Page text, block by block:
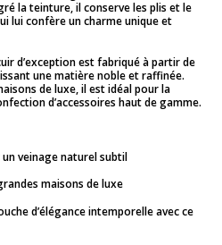
la teinture, il conserve les plis et le
lui confère un charme unique et
d’exception est fabriqué à partir de
une matière noble et raffinée.
de luxe, il est idéal pour la
d’accessoires haut de gamme.
veinage naturel subtil
maisons de luxe
d’élégance intemporelle avec ce